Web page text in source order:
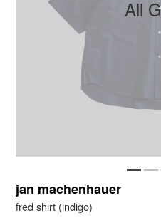
jan machenhauer
fred shirt (indigo)